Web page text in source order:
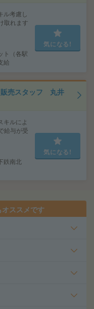
考慮し
取れます
ト（各駅
給
気になる!
販売スタッフ 丸井
ルによ
給与が受
鉄南北
気になる!
ススメです